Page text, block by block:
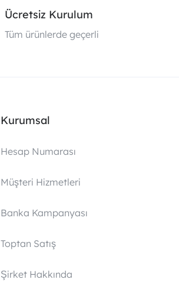
Ücretsiz Kurulum
Tüm ürünlerde geçerli
Kurumsal
Hesap Numarası
Müşteri Hizmetleri
Banka Kampanyası
Toptan Satış
Şirket Hakkında